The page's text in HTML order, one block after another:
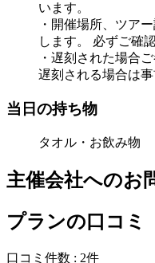
います。
・開催場所、ツア
します。 必ずご確
・遅刻された場合
遅刻される場合は
当日の持ち物
タオル・お飲み物
主催会社へのお
プランの口コミ
口コミ件数 : 2件